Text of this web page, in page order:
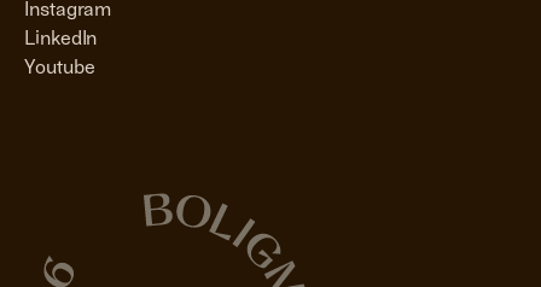
Instagram
LinkedIn
Youtube